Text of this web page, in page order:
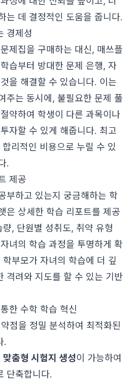
는 데 결정적인 도움을 줍니다.
경제성
제집을 구매하는 대신, 매쓰플
습부터 방대한 문제 은행, 자
을 해결할 수 있습니다. 이는
주는 동시에, 불필요한 문제 풀
약하여 학생이 다른 과목이나
자할 수 있게 해줍니다. 최고
합리적인 비용으로 누릴 수 있
.
제공
부하고 있는지 궁금해하는 학
은 상세한 학습 리포트를 제공
, 단원별 성취도, 취약 유형
녀의 학습 과정을 투명하게 확
부모가 자녀의 학습에 더 깊
격려와 지도를 할 수 있는 기반
한 수학 학습 혁신
점을 정밀 분석하여 최적화된
.
맞춤형 시험지 생성이 가능하여
단축합니다.